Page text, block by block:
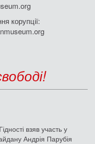
корупції:
взяв участь у
Андрія Парубія